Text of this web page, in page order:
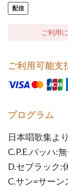
配信
ご利用
ご利用可能支
プログラム
日本唱歌集より
C.P.E.バッハ:
D.セブラック
C.サン=サーン